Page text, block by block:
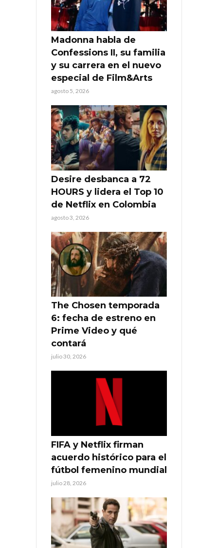
Madonna habla de
Confessions II, su familia
y su carrera en el nuevo
especial de Film&Arts
agosto 5, 2026
Desire desbanca a 72
HOURS y lidera el Top 10
de Netflix en Colombia
agosto 3, 2026
The Chosen temporada
6: fecha de estreno en
Prime Video y qué
contará
julio 30, 2026
FIFA y Netflix firman
acuerdo histórico para el
fútbol femenino mundial
julio 28, 2026